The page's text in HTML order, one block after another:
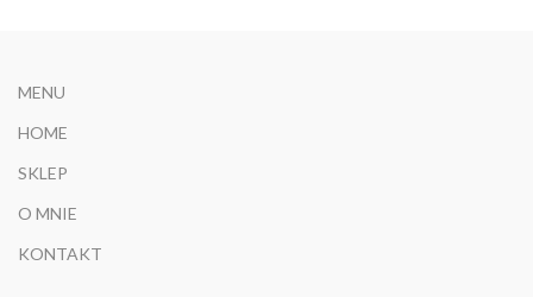
MENU
HOME
SKLEP
O MNIE
KONTAKT